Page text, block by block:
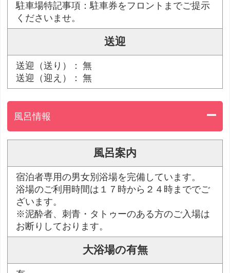
駐車場特記事項：駐車券をフロントまでご提示
くださいませ。
送迎
送迎（送り）： 無
送迎（迎え）： 無
風呂情報
風呂案内
宿泊者専用の男女別浴場を完備しています。
浴場のご利用時間は１７時から２４時まででご
ざいます。
※泥酔者、刺青・タトゥーのある方のご入場は
お断りしております。
大浴場の有無